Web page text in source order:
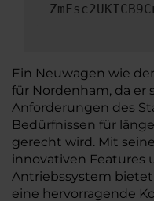
Ein Neuwagen wie
für Nordenham, da er
Anforderungen des
Bedürfnissen für
gerecht wird. Mit
innovativen Features
Antriebssystem
eine hervorragende